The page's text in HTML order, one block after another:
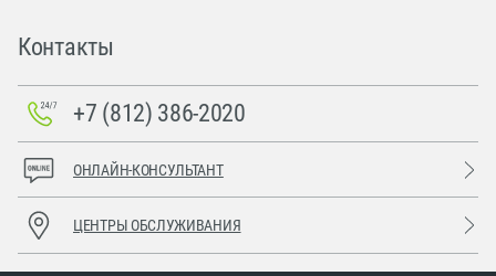
Контакты
+7 (812) 386-2020
ОНЛАЙН-КОНСУЛЬТАНТ
ЦЕНТРЫ ОБСЛУЖИВАНИЯ